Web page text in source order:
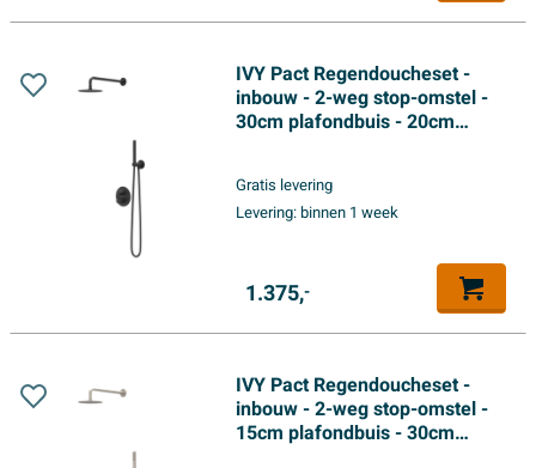
IVY Pact Regendoucheset -
inbouw - 2-weg stop-omstel -
30cm plafondbuis - 20cm
doucheslang - staafmodel
handdouche - Mat zwart PED
Gratis levering
Levering:binnen 1 week
1.375,-
IVY Pact Regendoucheset -
inbouw - 2-weg stop-omstel -
15cm plafondbuis - 30cm